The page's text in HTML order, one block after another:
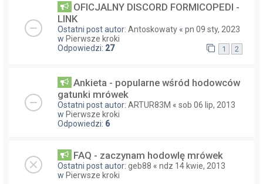
OFICJALNY DISCORD FORMICOPEDI -
LINK
Ostatni post autor: Antoskowaty « pn 09 sty, 2023
w Pierwsze kroki
Odpowiedzi: 27 1 2
Ankieta - popularne wśród hodowców
gatunki mrówek
Ostatni post autor: ARTUR83M « sob 06 lip, 2013
w Pierwsze kroki
Odpowiedzi: 6
FAQ - zaczynam hodowlę mrówek
Ostatni post autor: geb88 « ndz 14 kwie, 2013
w Pierwsze kroki